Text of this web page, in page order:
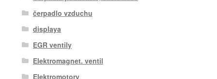
čerpadlo vzduchu
displaya
EGR ventily
Elektromagnet. ventil
Elektromotory